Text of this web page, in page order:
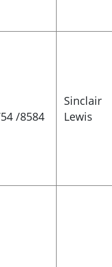
/8584
Sinclair
Lewis